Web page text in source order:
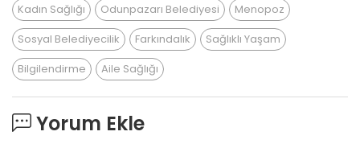
Kadın Sağlığı Odunpazarı Belediyesi
Menopoz
Sosyal Belediyecilik
Farkındalık
Sağlıklı Yaşam
Bilgilendirme
Aile Sağlığı
Yorum Ekle